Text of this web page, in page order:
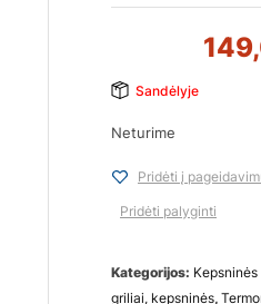
Sandėlyje
Neturime
Pridėti į
Pridėti palyginti
Kategorijos: Kepsninės
griliai, kepsninės,